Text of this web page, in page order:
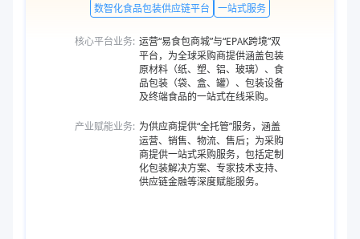
数智化食品包装供应链平台 一站式服务
核心平台业务: 运营“易食包商城”与“EPAK跨境”双
平台，为全球采购商提供涵盖包装
原材料（纸、塑、铝、玻璃）、食
品包装（袋、盒、罐）、包装设备
及终端食品的一站式在线采购。
产业赋能业务: 为供应商提供“全托管”服务，涵盖
运营、销售、物流、售后；为采购
商提供一站式采购服务，包括定制
化包装解决方案、专家技术支持、
供应链金融等深度赋能服务。